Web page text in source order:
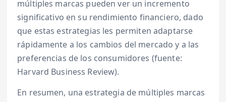
múltiples marcas pueden ver un incremento
significativo en su rendimiento financiero, dado
que estas estrategias les permiten adaptarse
rápidamente a los cambios del mercado y a las
preferencias de los consumidores (fuente:
Harvard Business Review).
En resumen, una estrategia de múltiples marcas